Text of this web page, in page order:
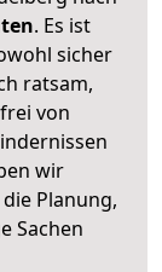
. Es ist
sicher
ratsam,
von
wir
Planung,
Sachen